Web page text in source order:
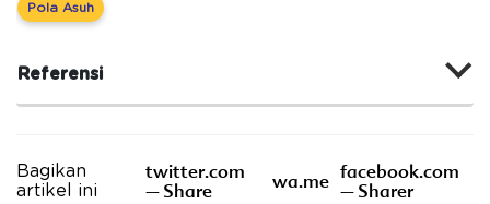
Pola Asuh
Referensi
Bagikan
artikel ini
twitter.com
– Share
wa.me facebook.com
– Sharer